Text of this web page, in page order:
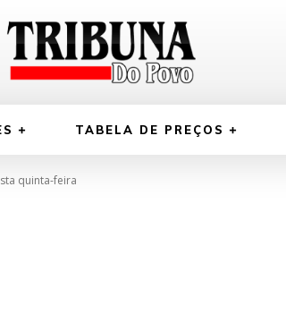
TABELA DE PREÇOS
quinta-feira